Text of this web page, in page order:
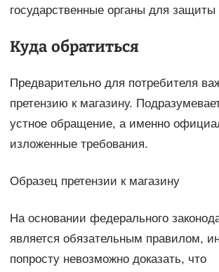
государственные органы для защиты
Куда обратиться
Предварительно для потребителя
претензию к магазину.
устное обращение, а именно
изложенные требования.
Образец претензии к магазину
На основании федерального
является обязательным правилом,
попросту невозможно доказать, что